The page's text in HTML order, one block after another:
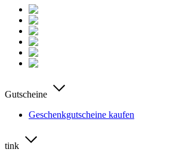
Gutscheine
Geschenkgutscheine kaufen
tink